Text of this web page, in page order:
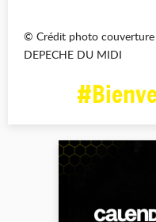
© Crédit photo
DEPECHE DU MIDI